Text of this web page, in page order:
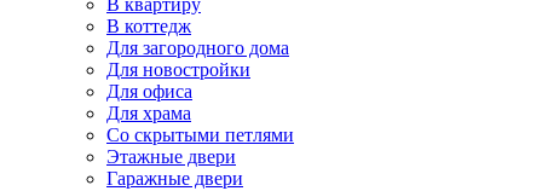
В квартиру
В коттедж
Для загородного дома
Для новостройки
Для офиса
Для храма
Со скрытыми петлями
Этажные двери
Гаражные двери